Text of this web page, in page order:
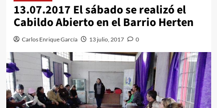
13.07.2017 El sábado se realizó el
Cabildo Abierto en el Barrio Herten
Carlos Enrique García 13 julio, 2017 0